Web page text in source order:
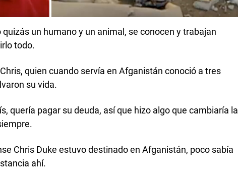
quizás un humano y un animal, se conocen y trabajan
todo.
quien cuando servía en Afganistán conoció a tres
su vida.
quería pagar su deuda, así que hizo algo que cambiaría la
Chris Duke estuvo destinado en Afganistán, poco sabía
ahí.